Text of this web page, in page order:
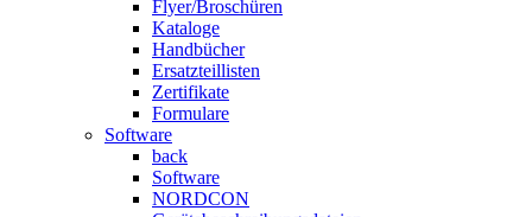
Flyer/Broschüren
Kataloge
Handbücher
Ersatzteillisten
Zertifikate
Formulare
Software
back
Software
NORDCON